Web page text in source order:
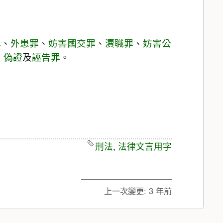
、 外患罪 、 妨害國交罪 、 瀆職罪 、 妨害公
偽證及誣告罪 。
刑法, 法律文言用字
上一次變更: 3 年前